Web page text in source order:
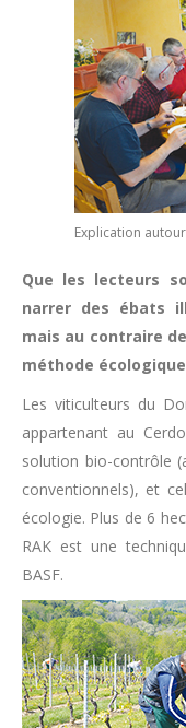
Explication
Que les lecteurs
narrer des ébats
mais au contraire
méthode
Les viticulteurs du
appartenant au
solution bio-contrôle
conventionnels), et
écologie. Plus de 6
RAK est une
BASF.